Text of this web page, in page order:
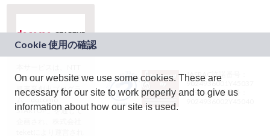
ドコモグループの新
規事業創出プログラ
ム「docomo
STARTUP」を通じて
JASRAC許諾番号：
9024936001Y45037
JASRAC許諾番号：
On our website we use some cookies. These are
necessary for our site to work properly and to give us
information about how our site is used.